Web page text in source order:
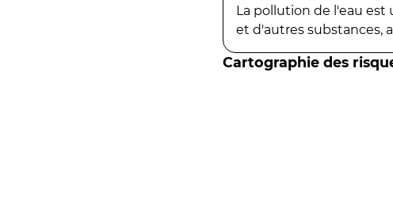
La pollution de l'eau est
et d'autres substances,
Cartographie des